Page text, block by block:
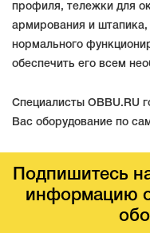
профиля, тележки для
армирования и штапика,
нормального
обеспечить его всем
Специалисты OBBU.RU
Вас оборудование по
Подпишитесь
информацию